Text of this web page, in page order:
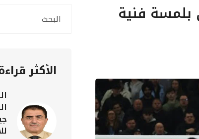
فنية
الأكثر